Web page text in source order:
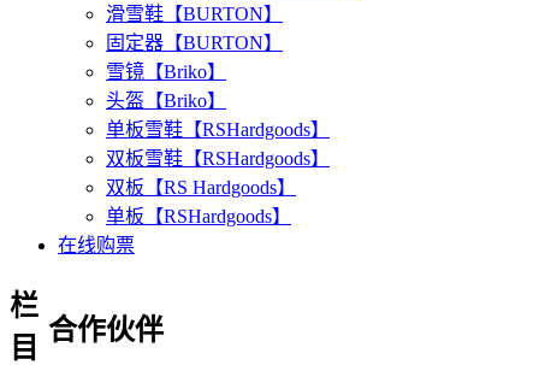
滑雪鞋【BURTON】
固定器【BURTON】
雪镜【Briko】
头盔【Briko】
单板雪鞋【RSHardgoods】
双板雪鞋【RSHardgoods】
双板【RS Hardgoods】
单板【RSHardgoods】
在线购票
合作伙伴
栏
目